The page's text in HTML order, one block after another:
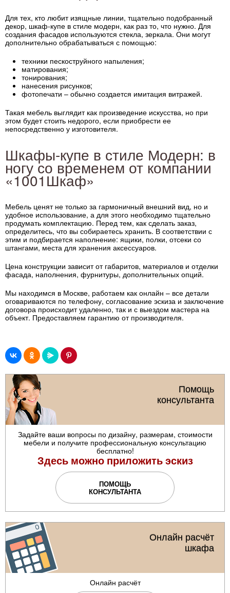
Для тех, кто любит изящные линии, тщательно подобранный
декор, шкаф-купе в стиле модерн, как раз то, что нужно. Для
создания фасадов используются стекла, зеркала. Они могут
дополнительно обрабатываться с помощью:
техники пескоструйного напыления;
матирования;
тонирования;
нанесения рисунков;
фотопечати – обычно создается имитация витражей.
Такая мебель выглядит как произведение искусства, но при
этом будет стоить недорого, если приобрести ее
непосредственно у изготовителя.
Шкафы-купе в стиле Модерн: в
ногу со временем от компании
«1001Шкаф»
Мебель ценят не только за гармоничный внешний вид, но и
удобное использование, а для этого необходимо тщательно
продумать комплектацию. Перед тем, как сделать заказ,
определитесь, что вы собираетесь хранить. В соответствии с
этим и подбирается наполнение: ящики, полки, отсеки со
штангами, места для хранения аксессуаров.
Цена конструкции зависит от габаритов, материалов и отделки
фасада, наполнения, фурнитуры, дополнительных опций.
Мы находимся в Москве, работаем как онлайн – все детали
оговариваются по телефону, согласование эскиза и заключение
договора происходит удаленно, так и с выездом мастера на
объект. Предоставляем гарантию от производителя.
Помощь
консультанта
Задайте ваши вопросы по дизайну, размерам, стоимости
мебели и получите профессиональную консультацию
бесплатно!
Здесь можно приложить эскиз
ПОМОЩЬ
КОНСУЛЬТАНТА
Онлайн расчёт
шкафа
Онлайн расчёт